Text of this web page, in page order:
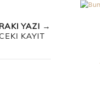
YAZI →
KAYIT